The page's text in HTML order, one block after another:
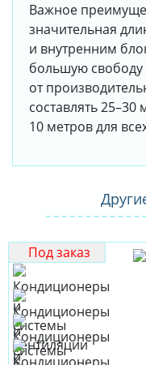
Важное
значительная
и внутренним
большую
от
составлять
10 метров для
Под заказ